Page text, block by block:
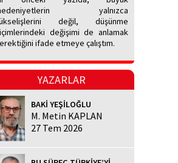
yalnızca
değil, düşünme
değişimi de anlamak
ifade etmeye çalıştım.
YAZARLAR
BAKİ YEŞİLOĞLU
M. Metin KAPLAN
27 Tem 2026